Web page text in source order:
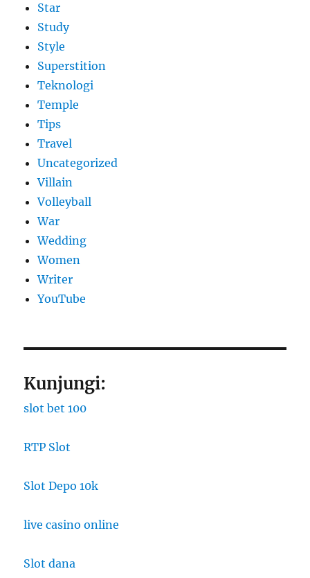
Star
Study
Style
Superstition
Teknologi
Temple
Tips
Travel
Uncategorized
Villain
Volleyball
War
Wedding
Women
Writer
YouTube
Kunjungi:
slot bet 100
RTP Slot
Slot Depo 10k
live casino online
Slot dana